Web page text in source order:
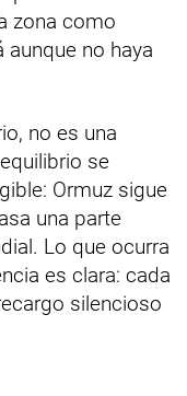
zona como
no haya
no es una
se
Ormuz sigue
una parte
Lo que ocurra
es clara: cada
silencioso